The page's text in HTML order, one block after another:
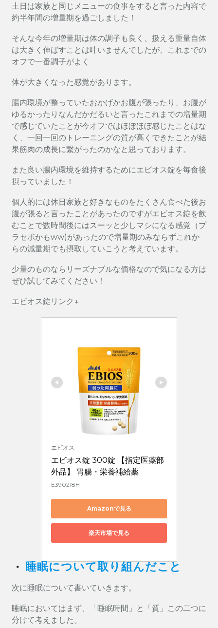
土日は家族と同じメニューの食事をすると言った内容で
約半年間の増量期を過ごしました！
そんな今年の増量期は体の調子も良く、扱える重量自体
は大きく伸ばすことは叶いませんでしたが、これまでの
オフで一番調子がよく
体が大きくなった感覚があります。
腸内環境が整っていたおかげかお腹が張ったり、お腹が
ゆるかったりなんだかだるいと言ったこれまでの増量期
で感じていたことが今オフではほぼほぼ感じたことはな
く、一回一回のトレーニングの質が高くできたことが結
果筋肉の成長に繋がったのかなと思っております。
また良い腸内環境を維持するためにエビオス錠を毎食後
摂っていました！
個人的には休日家族と好きなものをたくさん食べた後お
腹が張ると言ったことがあったのですがエビオス錠を飲
むことで数時間後にはスーッと少しマシになる感覚（プ
ラセボかもww)があったので増量期のみならずこれか
らの減量期でも摂取していこうと考えています。
少量のものならリーズナブルな価格なので気になる方は
ぜひ試してみてください！
エビオス錠リンク↓
エビオス
エビオス錠 300錠 【指定医薬部
外品】 胃腸・栄養補給薬
E390218H
Amazonで見る
楽天市場で見る
・ 睡眠について取り組んだこと
次に睡眠について書いていきます。
睡眠においてはまず、「睡眠時間」と「質」この二つに
分けて考えました。